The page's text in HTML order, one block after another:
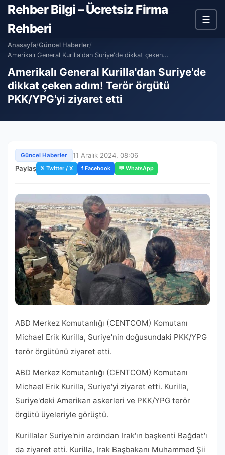
Rehber Bilgi – Ücretsiz Firma
Rehberi
☰
Anasayfa/Güncel Haberler/
Amerikalı General Kurilla'dan Suriye'de dikkat çeken...
Amerikalı General Kurilla'dan Suriye'de
dikkat çeken adım! Terör örgütü
PKK/YPG'yi ziyaret etti
Güncel Haberler
11 Aralık 2024, 08:06
Paylaş 𝕏 Twitter / X f Facebook 💬 WhatsApp
ABD Merkez Komutanlığı (CENTCOM) Komutanı
Michael Erik Kurilla, Suriye'nin doğusundaki PKK/YPG
terör örgütünü ziyaret etti.
ABD Merkez Komutanlığı (CENTCOM) Komutanı
Michael Erik Kurilla, Suriye'yi ziyaret etti. Kurilla,
Suriye'deki Amerikan askerleri ve PKK/YPG terör
örgütü üyeleriyle görüştü.
Kurillalar Suriye'nin ardından Irak'ın başkenti Bağdat'ı
da ziyaret etti. Kurilla, Irak Başbakanı Muhammed Şii